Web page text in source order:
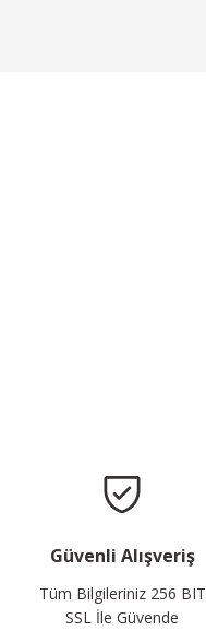
Güvenli Alışveriş
Tüm Bilgileriniz 256 BIT
SSL İle Güvende